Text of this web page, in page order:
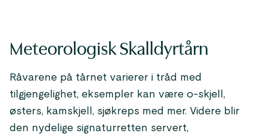
Meteorologisk Skalldyrtårn
Råvarene på tårnet varierer i tråd med
tilgjengelighet, eksempler kan være o-skjell,
østers, kamskjell, sjøkreps med mer. Videre blir
den nydelige signaturretten servert,